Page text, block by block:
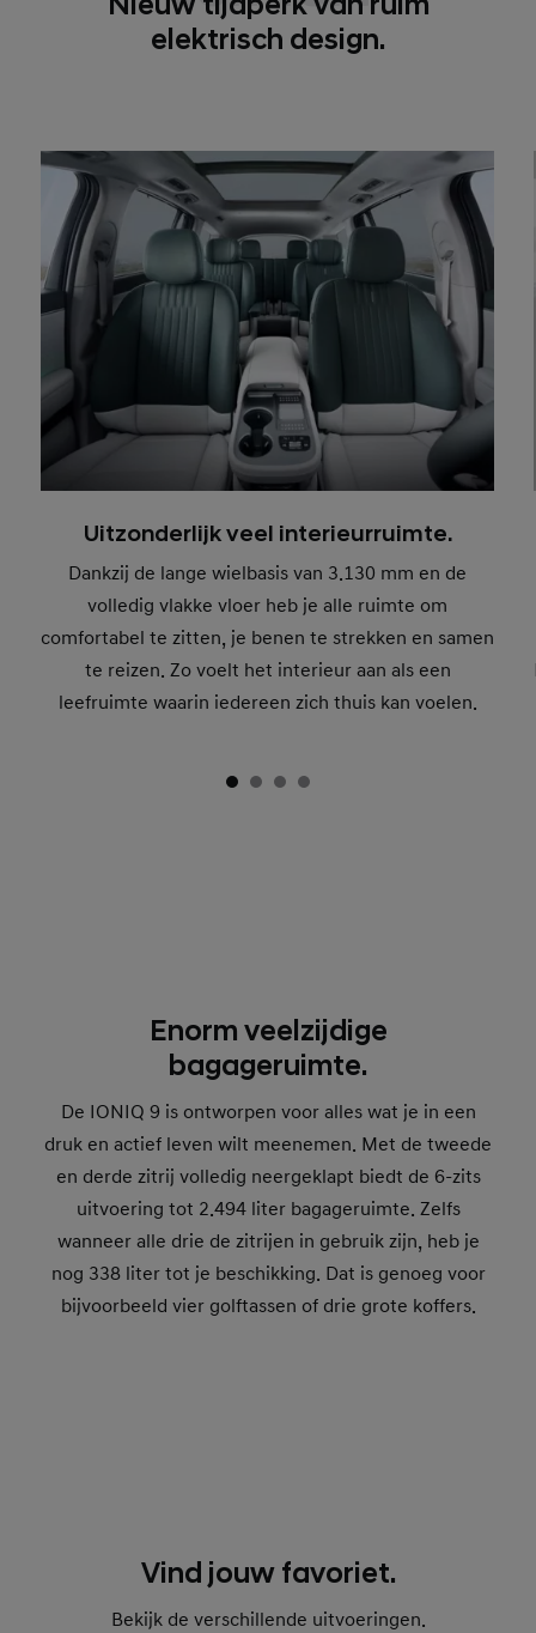
elektrisch design.
Uitzonderlijk veel interieurruimte.
Dankzij de lange wielbasis van 3.130 mm en de
volledig vlakke vloer heb je alle ruimte om
comfortabel te zitten, je benen te strekken en samen
te reizen. Zo voelt het interieur aan als een
leefruimte waarin iedereen zich thuis kan voelen.
Enorm veelzijdige
bagageruimte.
De IONIQ 9 is ontworpen voor alles wat je in een
druk en actief leven wilt meenemen. Met de tweede
en derde zitrij volledig neergeklapt biedt de 6-zits
uitvoering tot 2.494 liter bagageruimte. Zelfs
wanneer alle drie de zitrijen in gebruik zijn, heb je
nog 338 liter tot je beschikking. Dat is genoeg voor
bijvoorbeeld vier golftassen of drie grote koffers.
Vind jouw favoriet.
Bekijk de verschillende uitvoeringen.